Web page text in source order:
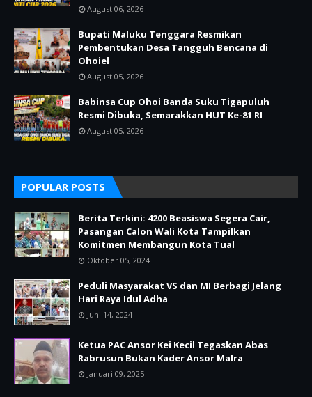
August 06, 2026
Bupati Maluku Tenggara Resmikan
Pembentukan Desa Tangguh Bencana di
Ohoiel
August 05, 2026
Babinsa Cup Ohoi Banda Suku Tigapuluh
Resmi Dibuka, Semarakkan HUT Ke-81 RI
August 05, 2026
POPULAR POSTS
Berita Terkini: 4200 Beasiswa Segera Cair,
Pasangan Calon Wali Kota Tampilkan
Komitmen Membangun Kota Tual
Oktober 05, 2024
Peduli Masyarakat VS dan MI Berbagi Jelang
Hari Raya Idul Adha
Juni 14, 2024
Ketua PAC Ansor Kei Kecil Tegaskan Abas
Rabrusun Bukan Kader Ansor Malra
Januari 09, 2025